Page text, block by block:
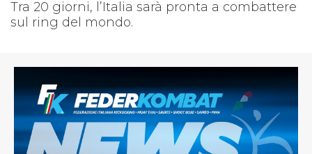
Tra 20 giorni, l’Italia sarà pronta a combattere
sul ring del mondo.